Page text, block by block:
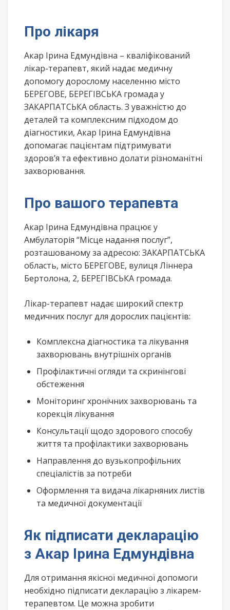
Про лікаря
Акар Ірина Едмундівна – кваліфікований
лікар-терапевт, який надає медичну
допомогу дорослому населенню місто
БЕРЕГОВЕ, БЕРЕГІВСЬКА громада у
ЗАКАРПАТСЬКА область. З уважністю до
деталей та комплексним підходом до
діагностики, Акар Ірина Едмундівна
допомагає пацієнтам підтримувати
здоров’я та ефективно долати різноманітні
захворювання.
Про вашого терапевта
Акар Ірина Едмундівна працює у
Амбулаторія “Місце надання послуг”,
розташованому за адресою: ЗАКАРПАТСЬКА
область, місто БЕРЕГОВЕ, вулиця Ліннера
Бертолона, 2, БЕРЕГІВСЬКА громада.
Лікар-терапевт надає широкий спектр
медичних послуг для дорослих пацієнтів:
Комплексна діагностика та лікування
захворювань внутрішніх органів
Профілактичні огляди та скринінгові
обстеження
Моніторинг хронічних захворювань та
корекція лікування
Консультації щодо здорового способу
життя та профілактики захворювань
Направлення до вузькопрофільних
спеціалістів за потреби
Оформлення та видача лікарняних листів
та медичної документації
Як підписати декларацію
з Акар Ірина Едмундівна
Для отримання якісної медичної допомоги
необхідно підписати декларацію з лікарем-
терапевтом. Це можна зробити